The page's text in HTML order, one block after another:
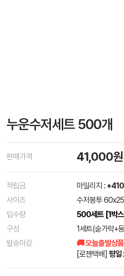
누운수저세트 500개
판매가격 41,000원
적립금 마일리지 :
사이즈
수저봉투
입수량
500세트 [1박
구성
1세트(숟가락+
발송마감
🚚 오늘출발상품
[로젠택배] 평일